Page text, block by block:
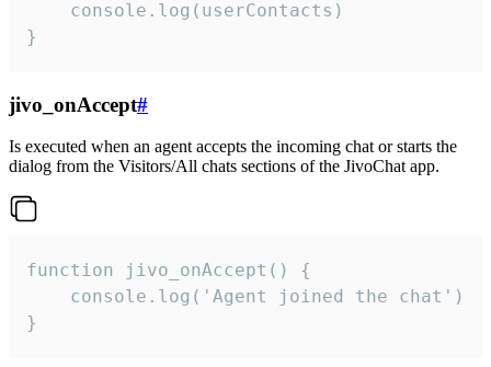
    console.log(userContacts)
}
jivo_onAccept#
Is executed when an agent accepts the incoming chat or starts the
dialog from the Visitors/All chats sections of the JivoChat app.
function jivo_onAccept() {
}